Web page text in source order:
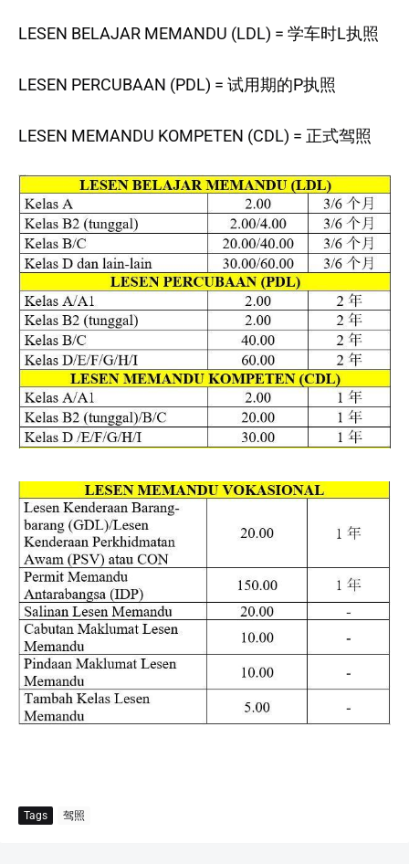
LESEN BELAJAR MEMANDU (LDL) = 学车时L执照
LESEN PERCUBAAN (PDL) = 试用期的P执照
LESEN MEMANDU KOMPETEN (CDL) = 正式驾照
Tags 驾照